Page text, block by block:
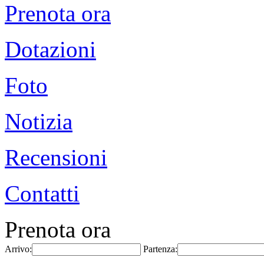
Prenota ora
Dotazioni
Foto
Notizia
Recensioni
Contatti
Prenota ora
Arrivo: Partenza: